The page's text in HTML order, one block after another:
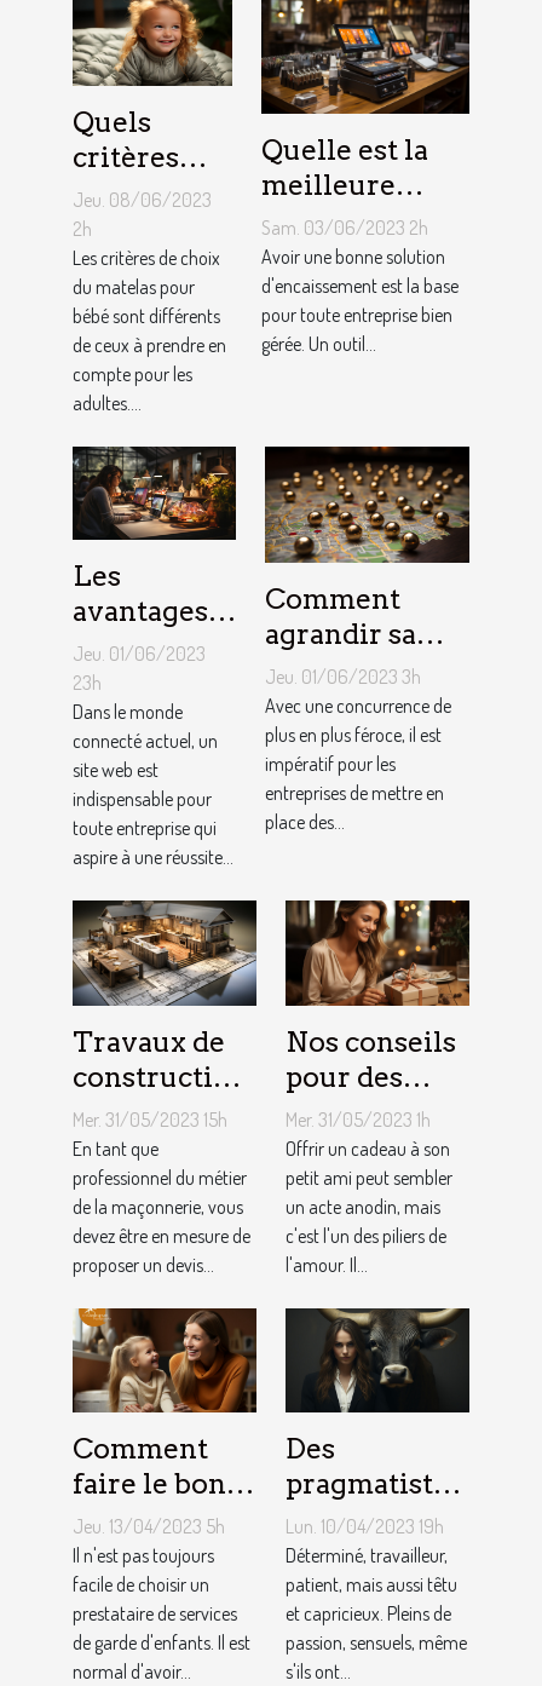
Quels
critères
pour
choisir un
matelas de
bébé ?
Jeu. 08/06/2023
2h
Les critères de choix
du matelas pour
bébé sont différents
de ceux à prendre en
compte pour les
adultes....
Quelle est la
meilleure
solution
d'encaissement
pour votre
entreprise ?
Sam. 03/06/2023 2h
Avoir une bonne solution
d'encaissement est la base
pour toute entreprise bien
gérée. Un outil...
Les
avantages
de faire
appel à un
spécialiste
de
conception
de site web
Jeu. 01/06/2023
23h
Dans le monde
connecté actuel, un
site web est
indispensable pour
toute entreprise qui
aspire à une réussite...
Comment
agrandir sa
notoriété
locale et
fidéliser sa
clientèle grâce
aux outils du
référencement
Jeu. 01/06/2023 3h
Avec une concurrence de
plus en plus féroce, il est
impératif pour les
entreprises de mettre en
place des...
Travaux de
construction
d’une maison
: Comment
établir le
devis avec un
artisan
maçon ?
Mer. 31/05/2023 15h
En tant que
professionnel du métier
de la maçonnerie, vous
devez être en mesure de
proposer un devis...
Nos conseils
pour des
cadeaux
idéaux et
originaux
pour votre
petit ami
Mer. 31/05/2023 1h
Offrir un cadeau à son
petit ami peut sembler
un acte anodin, mais
c'est l'un des piliers de
l'amour. Il...
Comment
faire le bon
choix entre
une crèche et
une
assistante
maternelle ?
Jeu. 13/04/2023 5h
Il n'est pas toujours
facile de choisir un
prestataire de services
de garde d'enfants. Il est
normal d'avoir...
Des
pragmatistes
imaginatifs
et patients :
comment
sont les gens
du Taureau ?
Lun. 10/04/2023 19h
Déterminé, travailleur,
patient, mais aussi têtu
et capricieux. Pleins de
passion, sensuels, même
s'ils ont...